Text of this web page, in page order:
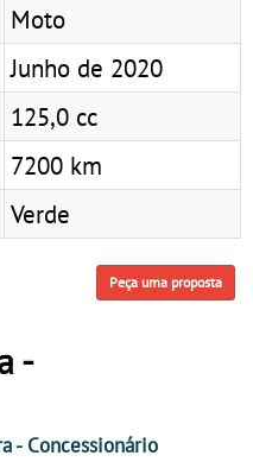
Moto
Junho de 2020
125,0 cc
7200 km
Verde
Peça uma proposta
-
- Concessionário